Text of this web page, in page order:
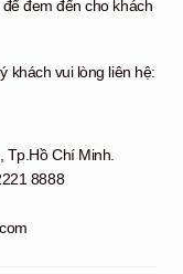
đem đến cho khách
khách vui lòng liên hệ:
Tp.Hồ Chí Minh.
8888